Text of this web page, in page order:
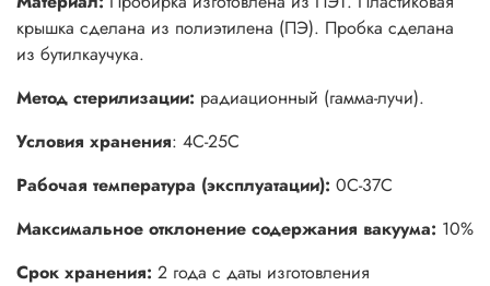
крышка сделана из полиэтилена (ПЭ). Пробка сделана
из бутилкаучука.
Метод стерилизации: радиационный (гамма-лучи).
Условия хранения: 4С-25С
Рабочая температура (эксплуатации): 0С-37С
Максимальное отклонение содержания вакуума: 10%
Срок хранения: 2 года с даты изготовления